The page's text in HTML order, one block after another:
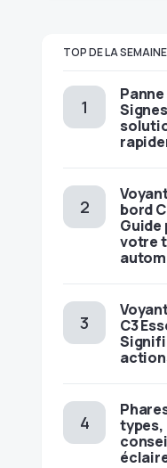
TOP DE LA SEMAINE
bord
Guide
votre
C3